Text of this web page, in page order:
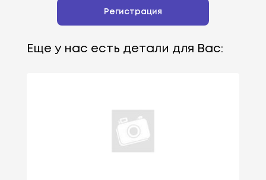
Регистрация
Еще у нас есть детали для Вас: